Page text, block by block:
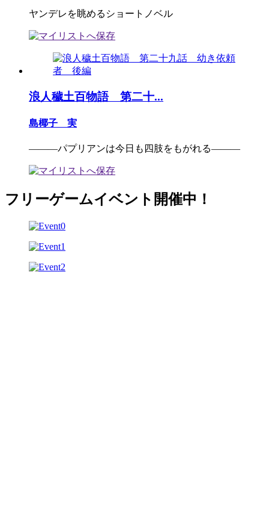
ヤンデレを眺めるショートノベル
浪人穢土百物語 第二十...
島椰子 実
―――パプリアンは今日も四肢をもがれる―――
フリーゲームイベント開催中！